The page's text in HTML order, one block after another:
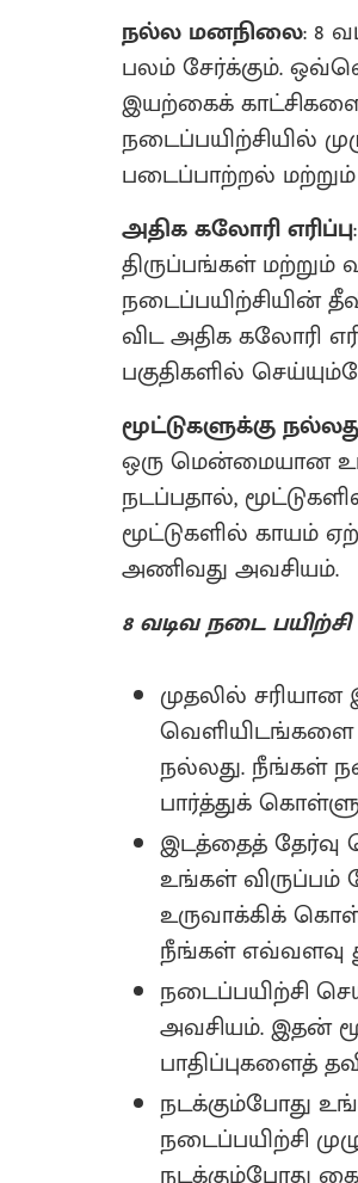
நல்ல மனநிலை: 8
பலம் சேர்க்கும்.
இயற்கைக்
நடைப்பயிற்சியில்
படைப்பாற்றல்
அதிக கலோரி எரிப்பு
திருப்பங்கள் மற்றும்
நடைப்பயிற்சியின்
விட அதிக கலோரி
பகுதிகளில்
மூட்டுகளுக்கு
ஒரு மென்மையான
நடப்பதால்,
மூட்டுகளில் காயம்
அணிவது அவசியம்.
8 வடிவ நடை
முதலில்
வெளியிடங்களை
நல்லது. நீங்கள்
பார்த்துக்
இடத்தைத்
உங்கள்
உருவாக்கிக்
நீங்கள் எவ்வளவு
நடைப்பயிற்சி
அவசியம். இதன்
பாதிப்புகளைத்
நடக்கும்போது
நடைப்பயிற்சி